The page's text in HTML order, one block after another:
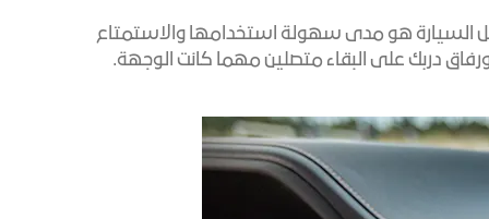
كتالوج المركبات
السيارة هو مدى سهولة استخدامها والاستمتاع
دربك على البقاء متصلين مهما كانت الوجهة.